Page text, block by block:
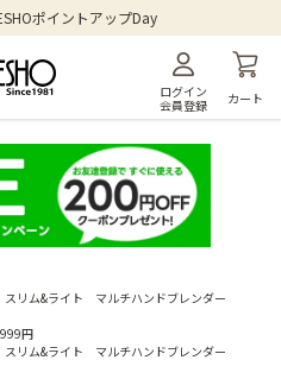
ポイントアップDay
ログイン
会員登録
カート
リム&ライト マルチハンドブレンダー
円
リム&ライト マルチハンドブレンダー